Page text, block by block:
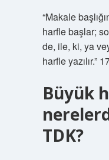
“Makale
harfle başlar;
de, ile, ki, ya
harfle yazılır.”
Büyük
TDK?